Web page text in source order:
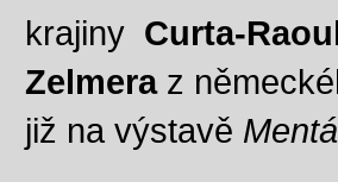
krajiny Curta-
Zelmeraz
již na výstavě